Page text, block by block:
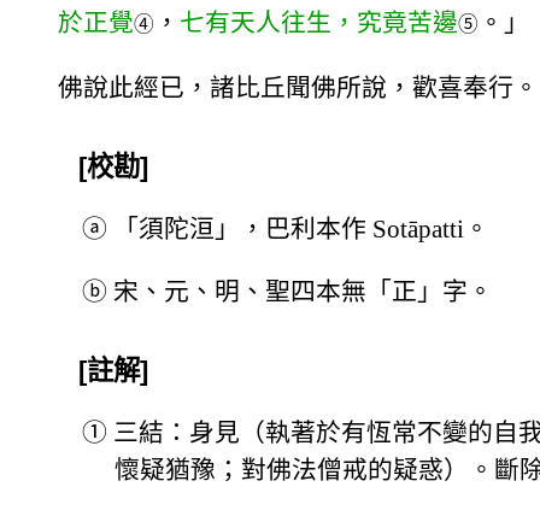
於正覺④ ， 七有天人往生，究竟苦邊⑤ 。」
佛說此經已，諸比丘聞佛所說，歡喜奉行。
[校勘]
ⓐ 「須陀洹」，巴利本作 Sotāpatti。
ⓑ 宋、元、明、聖四本無「正」字。
[註解]
① 三結：身見（執著於有恆常不變的自
懷疑猶豫；對佛法僧戒的疑惑）。斷